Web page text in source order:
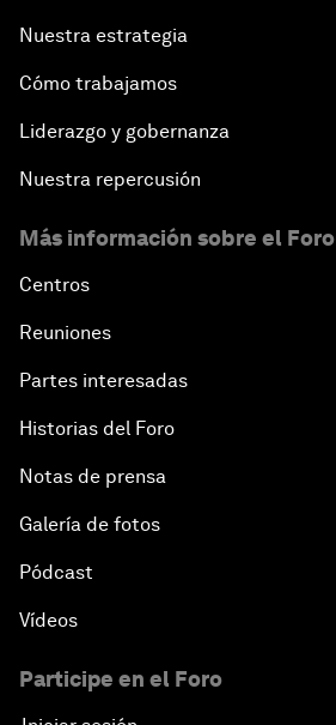
Nuestra estrategia
Cómo trabajamos
Liderazgo y gobernanza
Nuestra repercusión
Más información sobre el Foro
Centros
Reuniones
Partes interesadas
Historias del Foro
Notas de prensa
Galería de fotos
Pódcast
Vídeos
Participe en el Foro